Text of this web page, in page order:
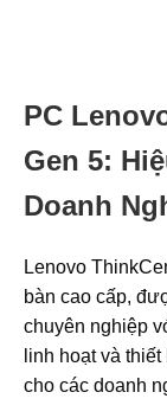
PC
Gen 5:
Doanh
Lenovo
bàn cao cấp,
chuyên nghiệp
linh hoạt và
cho các doanh